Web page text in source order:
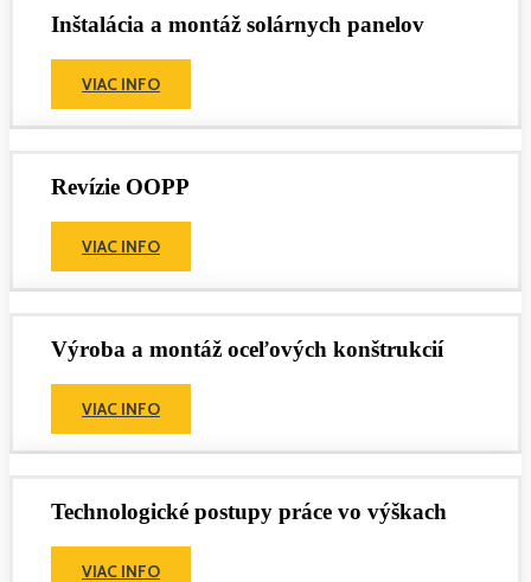
Inštalácia a montáž solárnych panelov
VIAC INFO
Revízie OOPP
VIAC INFO
Výroba a montáž oceľových konštrukcií
VIAC INFO
Technologické postupy práce vo výškach
VIAC INFO